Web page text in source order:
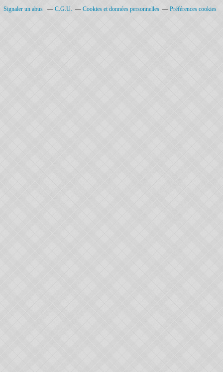
Signaler un abus C.G.U. Cookies et données personnelles Préférences cookies